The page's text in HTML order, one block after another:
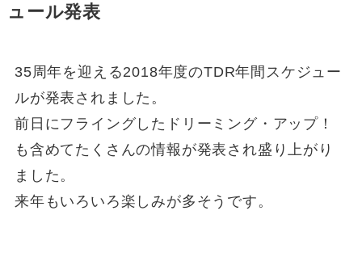
ュール発表
35周年を迎える2018年度のTDR年間スケジュー
ルが発表されました。
前日にフライングしたドリーミング・アップ！
も含めてたくさんの情報が発表され盛り上がり
ました。
来年もいろいろ楽しみが多そうです。